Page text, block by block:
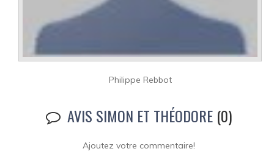
Philippe Rebbot
AVIS SIMON ET THÉODORE(0)
Ajoutez votre commentaire!